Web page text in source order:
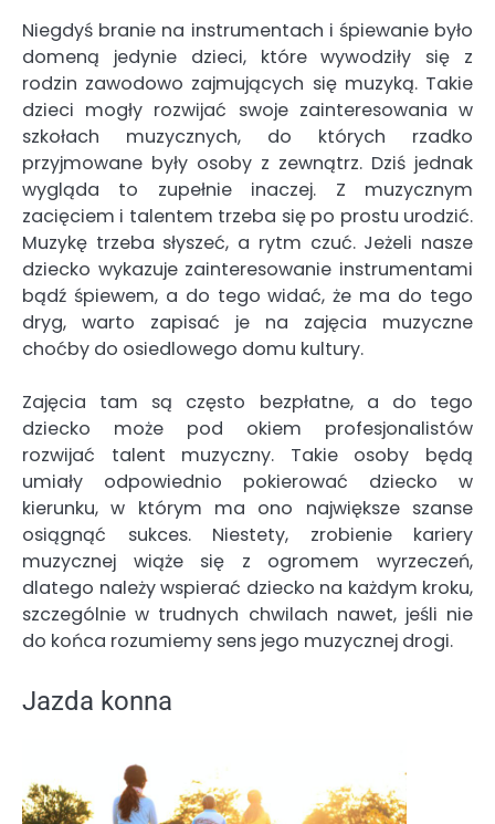
Niegdyś branie na instrumentach i śpiewanie było
domeną jedynie dzieci, które wywodziły się z
rodzin zawodowo zajmujących się muzyką. Takie
dzieci mogły rozwijać swoje zainteresowania w
szkołach muzycznych, do których rzadko
przyjmowane były osoby z zewnątrz. Dziś jednak
wygląda to zupełnie inaczej. Z muzycznym
zacięciem i talentem trzeba się po prostu urodzić.
Muzykę trzeba słyszeć, a rytm czuć. Jeżeli nasze
dziecko wykazuje zainteresowanie instrumentami
bądź śpiewem, a do tego widać, że ma do tego
dryg, warto zapisać je na zajęcia muzyczne
choćby do osiedlowego domu kultury.
Zajęcia tam są często bezpłatne, a do tego
dziecko może pod okiem profesjonalistów
rozwijać talent muzyczny. Takie osoby będą
umiały odpowiednio pokierować dziecko w
kierunku, w którym ma ono największe szanse
osiągnąć sukces. Niestety, zrobienie kariery
muzycznej wiąże się z ogromem wyrzeczeń,
dlatego należy wspierać dziecko na każdym kroku,
szczególnie w trudnych chwilach nawet, jeśli nie
do końca rozumiemy sens jego muzycznej drogi.
Jazda konna